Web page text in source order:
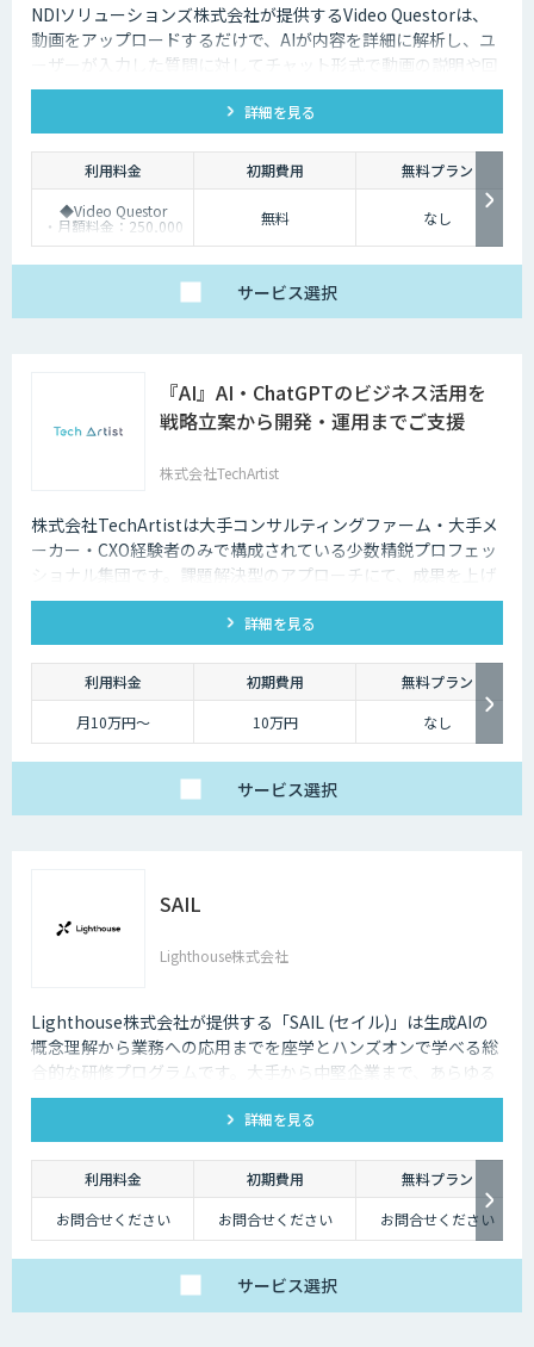
NDIソリューションズ株式会社が提供するVideo Questorは、
動画をアップロードするだけで、AIが内容を詳細に解析し、ユ
ーザーが入力した質問に対してチャット形式で動画の説明や回
答を行います。
詳細を見る
利用料金 初期費用
無料プラン
◆Video Questor
・月額料金：250,000
円～ ※追加料金なく
・月額料金：100,000
円～
無料 なし
サービス選択
『AI』AI・ChatGPTのビジネス活用を
戦略立案から開発・運用までご支援
株式会社TechArtist
株式会社TechArtistは大手コンサルティングファーム・大手メ
ーカー・CXO経験者のみで構成されている少数精鋭プロフェッ
ショナル集団です。課題解決型のアプローチにて、成果を上げ
るソリューションを『高速』『高品質』『低予算』でご提供可
詳細を見る
利用料金 初期費用
無料プラン
月10万円〜
10万円 なし
サービス選択
SAIL
Lighthouse株式会社
Lighthouse株式会社が提供する「SAIL (セイル)」は生成AIの
概念理解から業務への応用までを座学とハンズオンで学べる総
合的な研修プログラムです。大手から中堅企業まで、あらゆる
業界・業種の企業様にご利用いただけます。
詳細を見る
利用料金 初期費用
無料プラン
お問合せください
お問合せください お問合せください
サービス選択